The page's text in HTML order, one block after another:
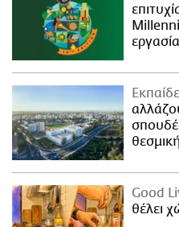
Good
θέλει